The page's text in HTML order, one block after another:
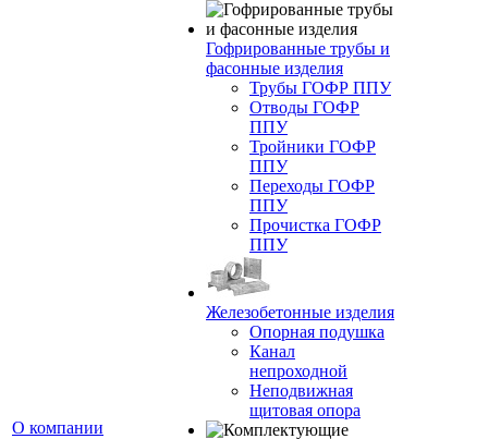
О компании
Гофрированные трубы и
фасонные изделия
Трубы ГОФР ППУ
Отводы ГОФР
ППУ
Тройники ГОФР
ППУ
Переходы ГОФР
ППУ
Прочистка ГОФР
ППУ
Железобетонные изделия
Опорная подушка
Канал
непроходной
Неподвижная
щитовая опора